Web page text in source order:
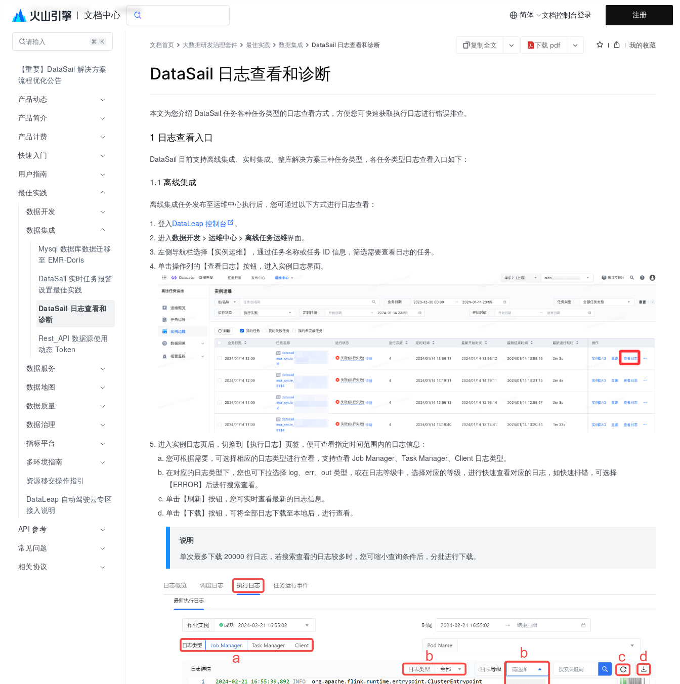
文档中心 简体 文档控制台登录 注册
大数据研发治理套件 文档指南
请输入
【重要】DataSail 解决方案
流程优化公告
产品动态
产品简介
产品计费
快速入门
用户指南
最佳实践
数据开发
数据集成
Mysql 数据库数据迁移
至 EMR-Doris
DataSail 实时任务报警
设置最佳实践
DataSail 日志查看和
诊断
Rest_API 数据源使用
动态 Token
数据服务
数据地图
数据质量
数据治理
指标平台
多环境指南
资源移交操作指引
DataLeap 自动驾驶云专区
接入说明
API 参考
常见问题
相关协议
文档首页 大数据研发治理套件 最佳实践 数据集成 DataSail 日志查看和诊断 复制全文 下载 pdf 我的收藏
DataSail 日志查看和诊断
本文为您介绍 DataSail 任务各种任务类型的日志查看方式，方便您可快速获取执行日志进行错误排查。
1 日志查看入口
DataSail 目前支持离线集成、实时集成、整库解决方案三种任务类型，各任务类型日志查看入口如下：
1.1 离线集成
离线集成任务发布至运维中心执行后，您可通过以下方式进行日志查看：
登入DataLeap 控制台
。
进入数据开发 > 运维中心 > 离线任务运维界面。
左侧导航栏选择【实例运维】，通过任务名称或任务 ID 信息，筛选需要查看日志的任务。
单击操作列的【查看日志】按钮，进入实例日志界面。
进入实例日志页后，切换到【执行日志】页签，便可查看指定时间范围内的日志信息：
您可根据需要，可选择相应的日志类型进行查看，支持查看 Job Manager、Task Manager、Client 日志类型。
在对应的日志类型下，您也可下拉选择 log、err、out 类型，或在日志等级中，选择对应的等级，进行快速查看对应的日志，如快速排错，可选择
【ERROR】后进行搜索查看。
单击【刷新】按钮，您可实时查看最新的日志信息。
单击【下载】按钮，可将全部日志下载至本地后，进行查看。
说明
单次最多下载 20000 行日志，若搜索查看的日志较多时，您可缩小查询条件后，分批进行下载。